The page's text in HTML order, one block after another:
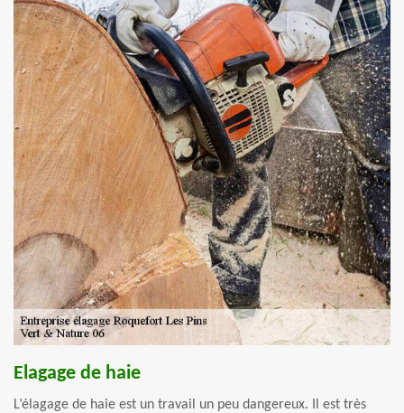
Elagage de haie
L’élagage de haie est un travail un peu dangereux. Il est très